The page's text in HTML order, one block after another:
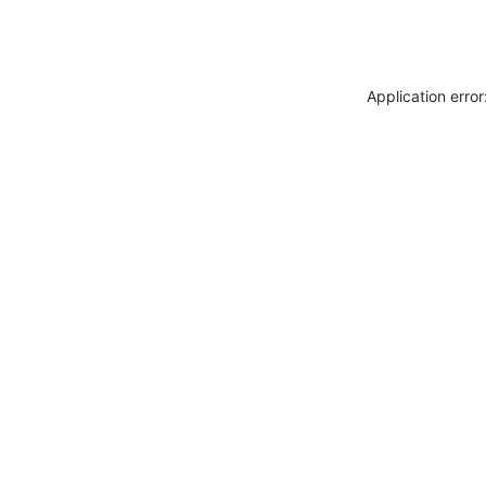
Application